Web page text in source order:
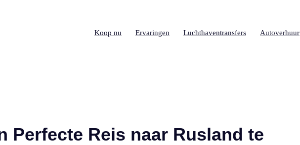
Koop nu Ervaringen Luchthaventransfers Autoverhuur
Perfecte Reis naar Rusland te